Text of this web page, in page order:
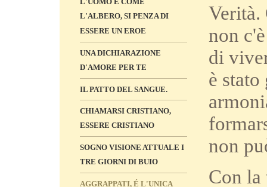
L'ALBERO, SI PENZA DI
ESSERE UN EROE
UNA DICHIARAZIONE
D'AMORE PER TE
IL PATTO DEL SANGUE.
CHIAMARSI CRISTIANO,
ESSERE CRISTIANO
SOGNO VISIONE ATTUALE I
TRE GIORNI DI BUIO
AGGRAPPATI, É L'UNICA
Verità.
non
di
è stato
non
Con la